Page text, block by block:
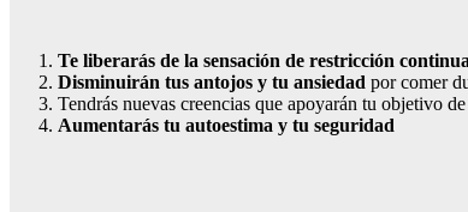
Te liberarás de la sensación de restricción continua
Disminuirán tus antojos y tu ansiedad por comer
Tendrás nuevas creencias que apoyarán tu objetivo de
Aumentarás tu autoestima y tu seguridad